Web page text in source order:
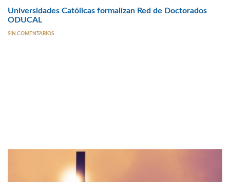
Universidades Católicas formalizan Red de Doctorados
ODUCAL
SIN COMENTARIOS